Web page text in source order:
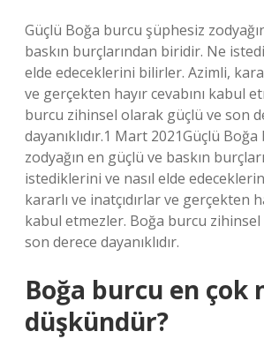
Güçlü Boğa burcu şüphesiz
baskın burçlarından biridir. Ne
elde edeceklerini bilirler. Azimli,
ve gerçekten hayır cevabını kabul
burcu zihinsel olarak güçlü ve son
dayanıklıdır.1 Mart 2021Güçlü
zodyağın en güçlü ve baskın
istediklerini ve nasıl elde
kararlı ve inatçıdırlar ve gerçekten
kabul etmezler. Boğa burcu
son derece dayanıklıdır.
Boğa burcu en çok
düşkündür?